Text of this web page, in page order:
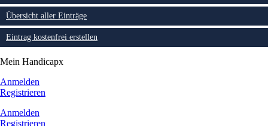
Übersicht aller Einträge
Eintrag kostenfrei erstellen
Mein Handicapx
Anmelden
Registrieren
Anmelden
Registrieren